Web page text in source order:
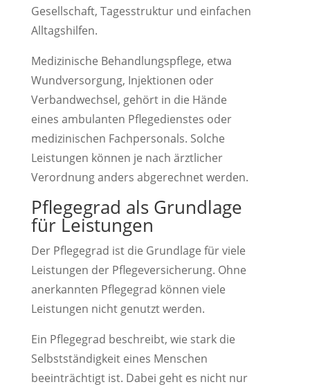
Gesellschaft, Tagesstruktur und einfachen
Alltagshilfen.
Medizinische Behandlungspflege, etwa
Wundversorgung, Injektionen oder
Verbandwechsel, gehört in die Hände
eines ambulanten Pflegedienstes oder
medizinischen Fachpersonals. Solche
Leistungen können je nach ärztlicher
Verordnung anders abgerechnet werden.
Pflegegrad als Grundlage
für Leistungen
Der Pflegegrad ist die Grundlage für viele
Leistungen der Pflegeversicherung. Ohne
anerkannten Pflegegrad können viele
Leistungen nicht genutzt werden.
Ein Pflegegrad beschreibt, wie stark die
Selbstständigkeit eines Menschen
beeinträchtigt ist. Dabei geht es nicht nur